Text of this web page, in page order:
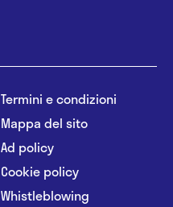
Termini e condizioni
Mappa del sito
Ad policy
Cookie policy
Whistleblowing